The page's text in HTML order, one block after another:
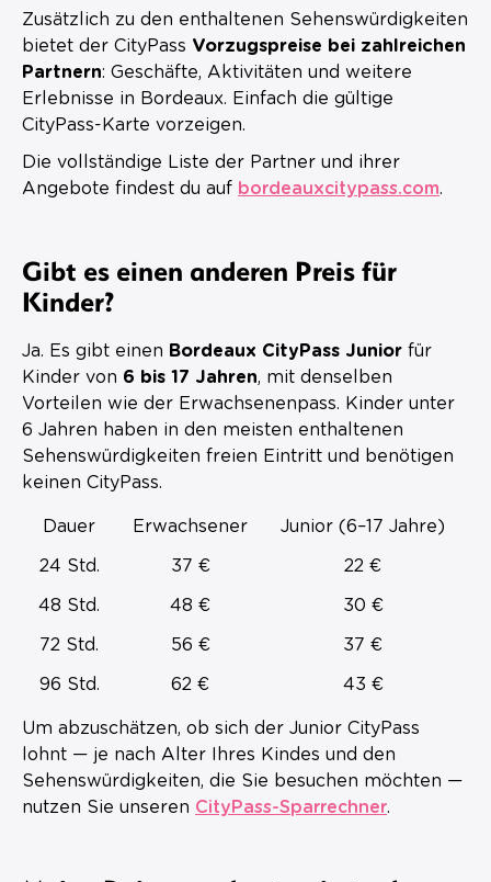
Zusätzlich zu den enthaltenen Sehenswürdigkeiten
bietet der CityPass Vorzugspreise bei zahlreichen
Partnern: Geschäfte, Aktivitäten und weitere
Erlebnisse in Bordeaux. Einfach die gültige
CityPass-Karte vorzeigen.
Die vollständige Liste der Partner und ihrer
Angebote findest du auf bordeauxcitypass.com.
Gibt es einen anderen Preis für
Kinder?
Ja. Es gibt einen Bordeaux CityPass Junior für
Kinder von 6 bis 17 Jahren, mit denselben
Vorteilen wie der Erwachsenenpass. Kinder unter
6 Jahren haben in den meisten enthaltenen
Sehenswürdigkeiten freien Eintritt und benötigen
keinen CityPass.
Dauer Erwachsener Junior (6–17 Jahre)
24 Std. 37 € 22 €
48 Std. 48 € 30 €
72 Std. 56 € 37 €
96 Std. 62 € 43 €
Um abzuschätzen, ob sich der Junior CityPass
lohnt — je nach Alter Ihres Kindes und den
Sehenswürdigkeiten, die Sie besuchen möchten —
nutzen Sie unseren CityPass-Sparrechner.